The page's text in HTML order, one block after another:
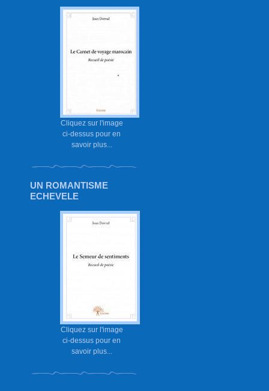
Cliquez sur l'image
ci-dessus pour en
savoir plus...
UN ROMANTISME
ECHEVELE
Cliquez sur l'image
ci-dessus pour en
savoir plus...